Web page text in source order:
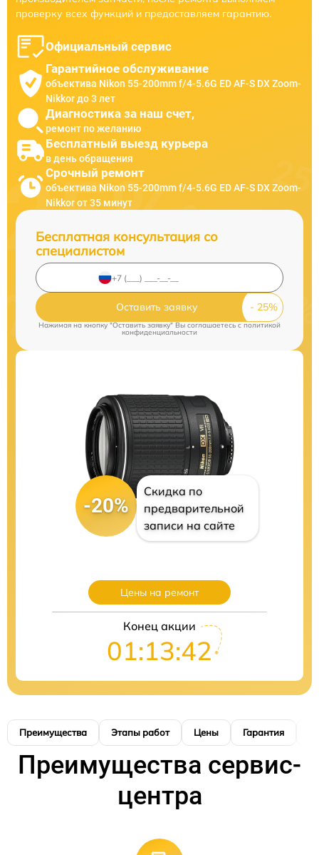
проверку всех функций и предоставляем гарантию.
Официальный сервис
Гарантийное обслуживание
объектива Nikon 55-200mm f/4-5.6G ED AF-S DX Zoom-
Nikkor до 3 лет
Диагностика за наш счет,
ремонт по желанию
Бесплатный выезд курьера
в день обращения
Срочный ремонт
объектива Nikon 55-200mm f/4-5.6G ED AF-S DX Zoom-
Nikkor от 35 минут
Бесплатная консультация со
специалистом
Оставить заявку
Нажимая на кнопку "Оставить заявку" Вы соглашаетесь cполитикой
конфиденциальности
-20%
Скидка по
предварительной
записи на сайте
Цены на ремонт
Конец акции
01:13:41
Преимущества Этапы работ Цены Гарантия
Преимущества сервис-
центра